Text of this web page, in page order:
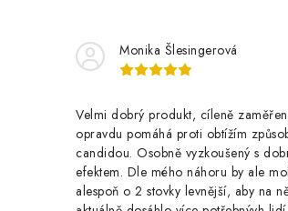
Monika Šlesingerová
Velmi dobrý produkt, cíleně
opravdu pomáhá proti obtížím
candidou. Osobně vyzkoušený s
efektem. Dle mého náhoru by ale
alespoň o 2 stovky levnější, aby na